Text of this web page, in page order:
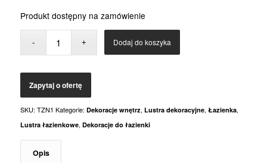
Produkt dostępny na zamówienie
Dodaj do koszyka
SKU: TZN1 Kategorie: Dekoracje wnętrz, Lustra dekoracyjne, Łazienka,
Lustra łazienkowe, Dekoracje do łazienki
Opis